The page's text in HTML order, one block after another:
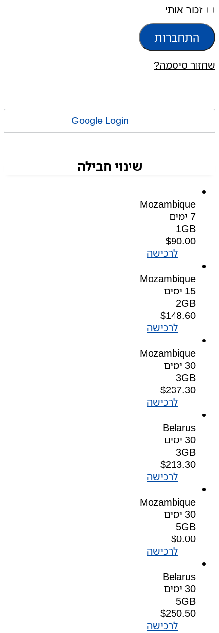
זכור אותי
התחברות
שחזור סיסמה?
שינוי חבילה
Mozambique
7 ימים
1GB
$90.00
לרכישה
Mozambique
15 ימים
2GB
$148.60
לרכישה
Mozambique
30 ימים
3GB
$237.30
לרכישה
Belarus
30 ימים
3GB
$213.30
לרכישה
Mozambique
30 ימים
5GB
$0.00
לרכישה
Belarus
30 ימים
5GB
$250.50
לרכישה